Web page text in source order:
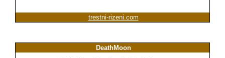
trestni-rizeni.com
DeathMoon